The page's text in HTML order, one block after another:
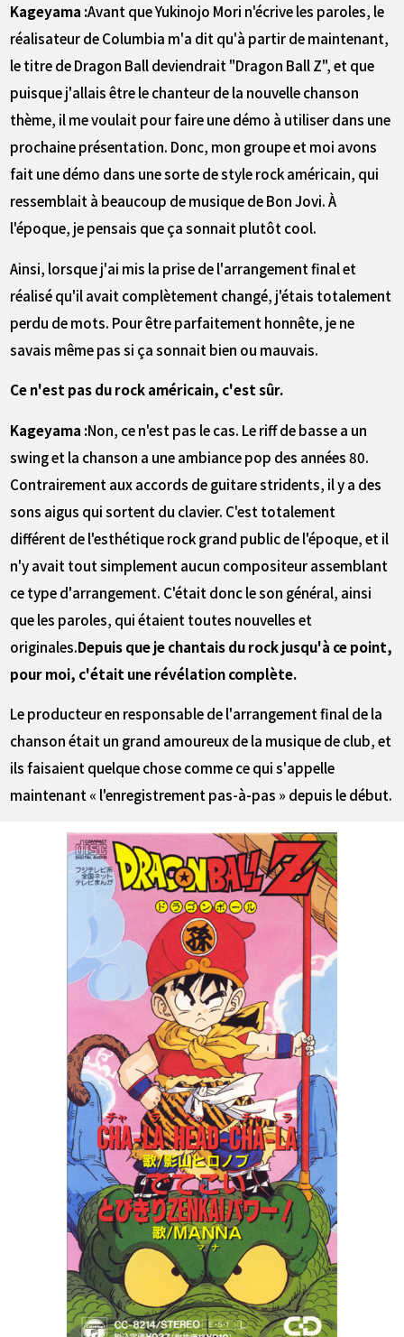
Kageyama :Avant que Yukinojo Mori n'écrive les paroles, le
réalisateur de Columbia m'a dit qu'à partir de maintenant,
le titre de Dragon Ball deviendrait "Dragon Ball Z", et que
puisque j'allais être le chanteur de la nouvelle chanson
thème, il me voulait pour faire une démo à utiliser dans une
prochaine présentation. Donc, mon groupe et moi avons
fait une démo dans une sorte de style rock américain, qui
ressemblait à beaucoup de musique de Bon Jovi. À
l'époque, je pensais que ça sonnait plutôt cool.
Ainsi, lorsque j'ai mis la prise de l'arrangement final et
réalisé qu'il avait complètement changé, j'étais totalement
perdu de mots. Pour être parfaitement honnête, je ne
savais même pas si ça sonnait bien ou mauvais.
――Ce n'est pas du rock américain, c'est sûr.
Kageyama :Non, ce n'est pas le cas. Le riff de basse a un
swing et la chanson a une ambiance pop des années 80.
Contrairement aux accords de guitare stridents, il y a des
sons aigus qui sortent du clavier. C'est totalement
différent de l'esthétique rock grand public de l'époque, et il
n'y avait tout simplement aucun compositeur assemblant
ce type d'arrangement. C'était donc le son général, ainsi
que les paroles, qui étaient toutes nouvelles et
originales.Depuis que je chantais du rock jusqu'à ce point,
pour moi, c'était une révélation complète.
Le producteur en responsable de l'arrangement final de la
chanson était un grand amoureux de la musique de club, et
ils faisaient quelque chose comme ce qui s'appelle
maintenant « l'enregistrement pas-à-pas » depuis le début.